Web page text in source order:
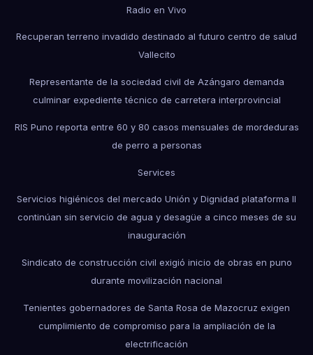
Radio en Vivo
Recuperan terreno invadido destinado al futuro centro de salud
Vallecito
Representante de la sociedad civil de Azángaro demanda
culminar expediente técnico de carretera interprovincial
RIS Puno reporta entre 60 y 80 casos mensuales de mordeduras
de perro a personas
Services
Servicios higiénicos del mercado Unión y Dignidad plataforma II
continúan sin servicio de agua y desagüe a cinco meses de su
inauguración
Sindicato de construcción civil exigió inicio de obras en puno
durante movilización nacional
Tenientes gobernadores de Santa Rosa de Mazocruz exigen
cumplimiento de compromiso para la ampliación de la
electrificación